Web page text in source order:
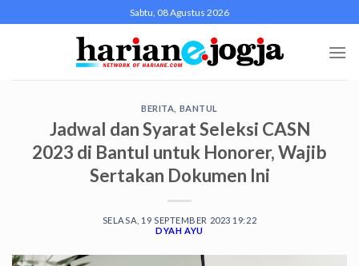
to
Sabtu, 08 Agustus 2026
BERITA BANTUL
Jadwal dan Syarat Seleksi CASN
2023 di Bantul untuk Honorer, Wajib
Sertakan Dokumen Ini
SELASA, 19 SEPTEMBER 2023 19:22
DYAH AYU